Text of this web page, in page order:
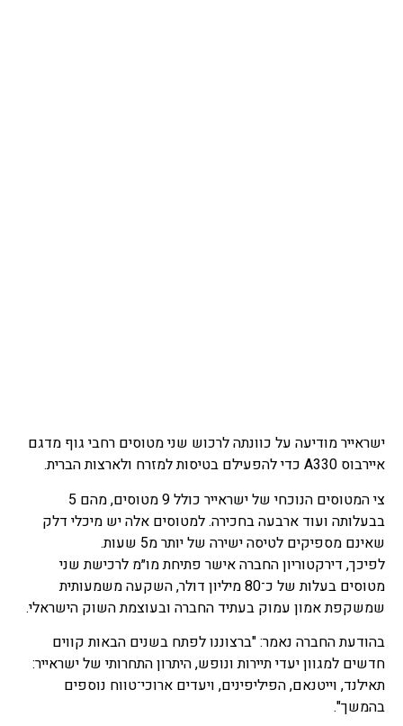
ישראייר מודיעה על כוונתה לרכוש שני מטוסים רחבי גוף מדגם
איירבוס A330 כדי להפעילם בטיסות למזרח ולארצות הברית.
צי המטוסים הנוכחי של ישראייר כולל 9 מטוסים, מהם 5
בבעלותה ועוד ארבעה בחכירה. למטוסים אלה יש מיכלי דלק
שאינם מספיקים לטיסה ישירה של יותר מ5 שעות.
לפיכך, דירקטוריון החברה אישר פתיחת מו״מ לרכישת שני
מטוסים בעלות של כ־80 מיליון דולר, השקעה משמעותית
שמשקפת אמון עמוק בעתיד החברה ובעוצמת השוק הישראלי.
בהודעת החברה נאמר: "ברצוננו לפתח בשנים הבאות קווים
חדשים למגוון יעדי תיירות ונופש, היתרון התחרותי של ישראייר:
תאילנד, וייטנאם, הפיליפינים, ויעדים ארוכי־טווח נוספים
בהמשך".